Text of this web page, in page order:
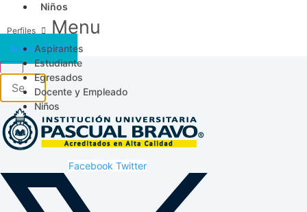
Niños
Menu
Aspirantes
Estudiante
Egresados
Docente y Empleado
Niños
Acceso SICAU
Facebook Twitter